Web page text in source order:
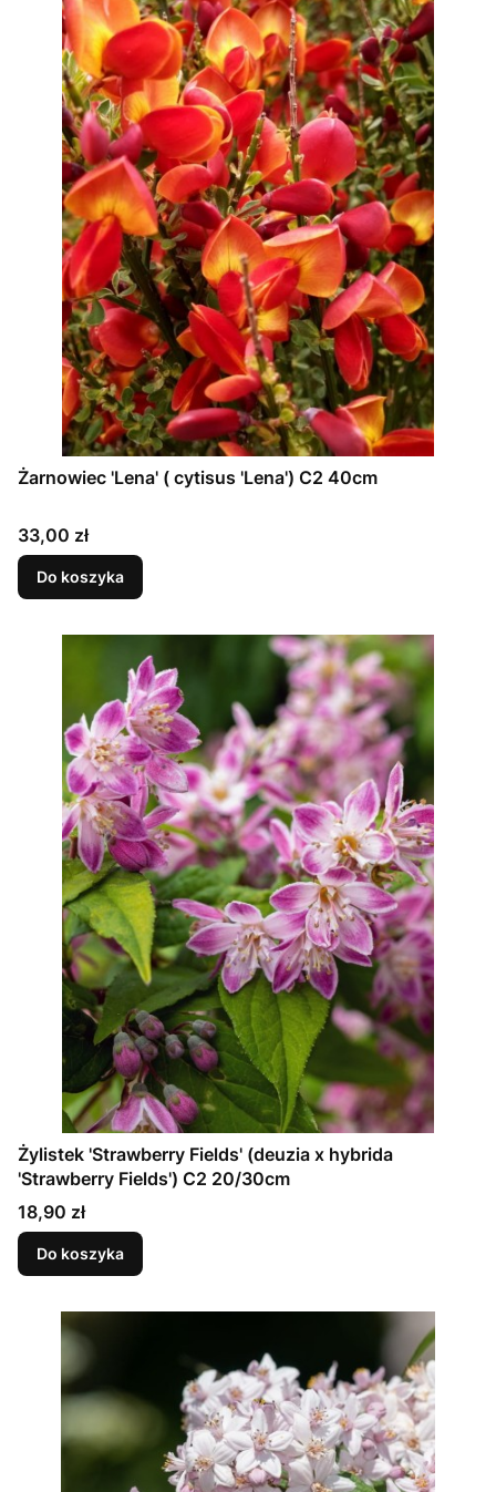
Żarnowiec 'Lena' ( cytisus 'Lena') C2 40cm
Cena
33,00 zł
Do koszyka
Żylistek 'Strawberry Fields' (deuzia x hybrida
'Strawberry Fields') C2 20/30cm
Cena
18,90 zł
Do koszyka